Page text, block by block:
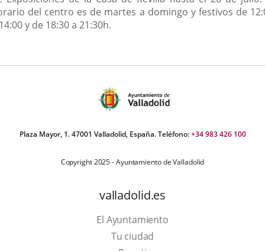
del centro es de martes a domingo y festivos de
y de 18:30 a 21:30h.
Plaza Mayor, 1. 47001 Valladolid, España. Teléfono:+34 983 426 100
Copyright 2025 - Ayuntamiento de Valladolid
valladolid.es
El Ayuntamiento
Tu ciudad